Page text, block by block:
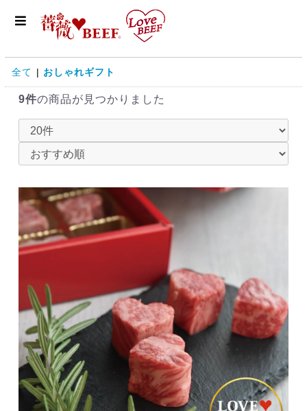
全て | おしゃれギフト
9件の商品が見つかりました